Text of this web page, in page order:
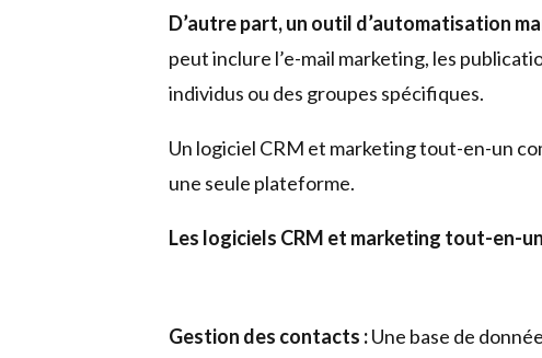
D’autre part, un outil d’automatisation
peut inclure l’e-mail marketing, les
individus ou des groupes spécifiques.
Un logiciel CRM et marketing tout-en-un
une seule plateforme.
Les logiciels CRM et marketing tout-en-
Gestion des contacts :Une base de